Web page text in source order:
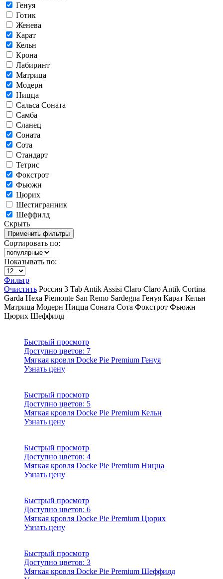
Генуя
Готик
Женева
Карат
Кельн
Крона
Лабиринт
Матрица
Модерн
Ницца
Сальса Соната
Самба
Сланец
Соната
Сота
Стандарт
Тетрис
Фокстрот
Фьюжн
Цюрих
Шестигранник
Шеффилд
Скрыть
Сортировать по:
Показывать по:
Фильтр
Очистить Россия 3 Tab Antik Assisi Claro Claro Antik Cortina
Garda Hexa Piemonte San Remo Sardegna Генуя Карат Кельн
Матрица Модерн Ницца Соната Сота Фокстрот Фьюжн
Цюрих Шеффилд
Быстрый просмотр
Доступно цветов: 7
Мягкая кровля Docke Pie Premium Генуя
Узнать цену
Быстрый просмотр
Доступно цветов: 5
Мягкая кровля Docke Pie Premium Кельн
Узнать цену
Быстрый просмотр
Доступно цветов: 4
Мягкая кровля Docke Pie Premium Ницца
Узнать цену
Быстрый просмотр
Доступно цветов: 6
Мягкая кровля Docke Pie Premium Цюрих
Узнать цену
Быстрый просмотр
Доступно цветов: 3
Мягкая кровля Docke Pie Premium Шеффилд